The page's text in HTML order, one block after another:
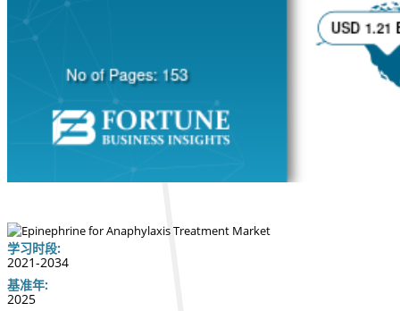
学习时段:
2021-2034
基准年:
2025